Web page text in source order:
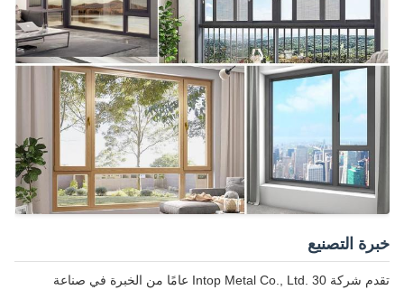
خبرة التصنيع
تقدم شركة Intop Metal Co., Ltd. 30 عامًا من الخبرة في صناعة